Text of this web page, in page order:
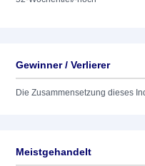
Gewinner / Verlierer
Die Zusammensetzung dieses
Meistgehandelt